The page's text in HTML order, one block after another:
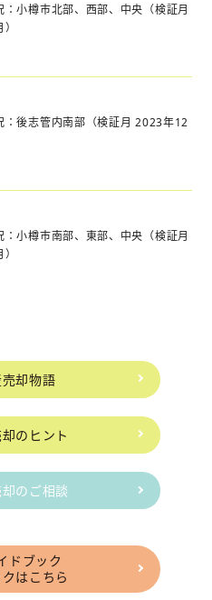
：小樽市北部、西部、中央（検証月
：後志管内南部（検証月 2023年12
：小樽市南部、東部、中央（検証月
却物語
のヒント
のご相談
ドブック
はこちら